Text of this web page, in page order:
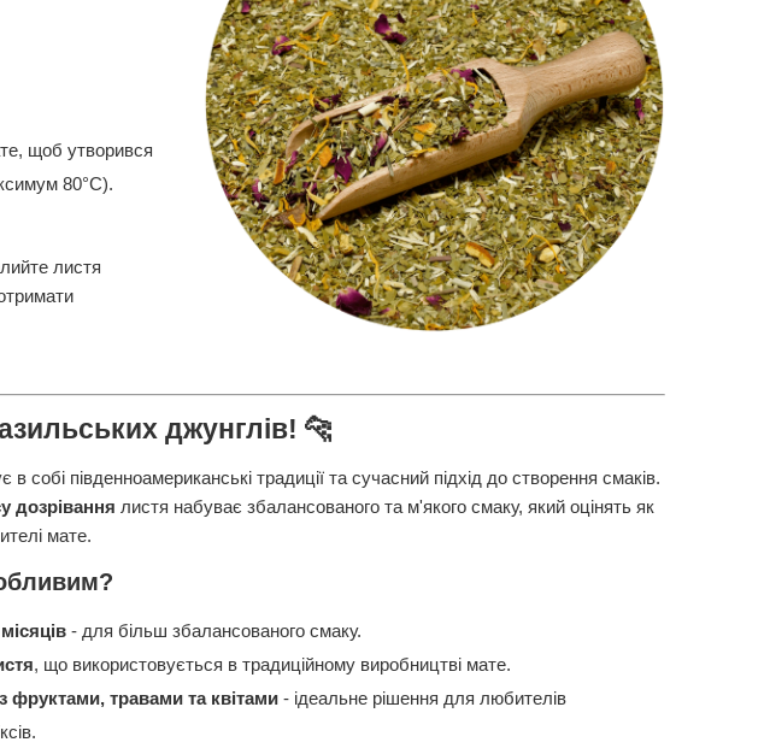
щоб утворився
80°C).
листя
джунглів! 🐆
собі південноамериканські традиції та сучасний підхід до створення смаків.
дозрівання листя набуває збалансованого та м'якого смаку, який оцінять як
мате.
- для більш збалансованого смаку.
, що використовується в традиційному виробництві мате.
фруктами, травами та квітами - ідеальне рішення для любителів